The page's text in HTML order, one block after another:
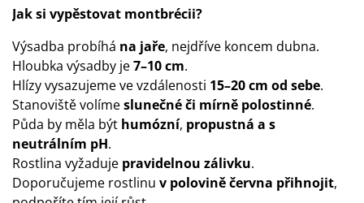
Jak si vypěstovat montbrécii?
Výsadba probíhá na jaře, nejdříve koncem dubna.
Hloubka výsadby je7–10 cm.
Hlízy vysazujeme ve vzdálenosti 15–20 cm od sebe.
Stanoviště volímeslunečné či mírně polostinné.
Půda by měla být humózní, propustná a s
neutrálním pH.
Rostlina vyžaduje pravidelnou zálivku.
Doporučujeme rostlinu v polovině června přihnojit,